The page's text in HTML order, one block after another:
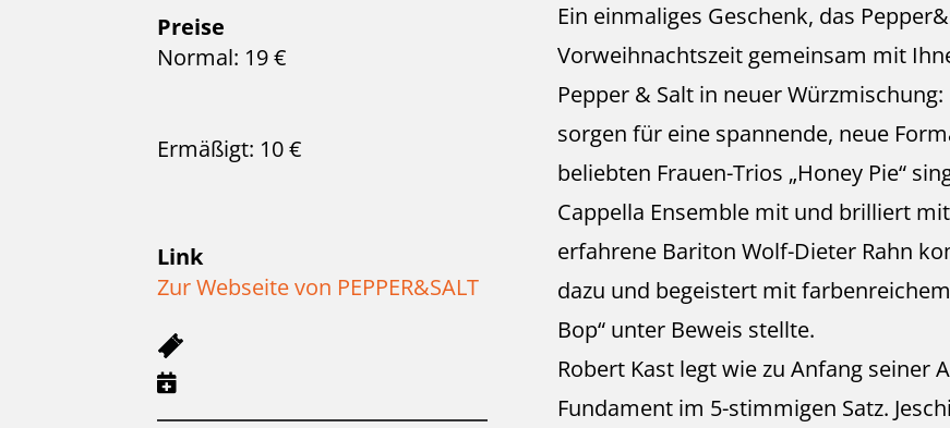
Preise
Normal: 19 €
Ermäßigt: 10 €
Link
Zur Webseite von PEPPER&SALT
Ein einmaliges Geschenk, das
Vorweihnachtszeit gemeinsam mit
Pepper & Salt in neuer
sorgen für eine spannende, neue
beliebten Frauen-Trios „Honey Pie“
Cappella Ensemble mit und brilliert
erfahrene Bariton Wolf-Dieter Rahn
dazu und begeistert mit
Bop“ unter Beweis stellte.
Robert Kast legt wie zu Anfang seiner
Fundament im 5-stimmigen Satz.